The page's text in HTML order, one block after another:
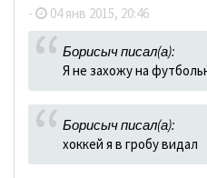
- 04 янв 2015, 20:46
Борисыч писал(а):
Я не захожу на
Борисыч писал(а):
хоккей я в гробу видал